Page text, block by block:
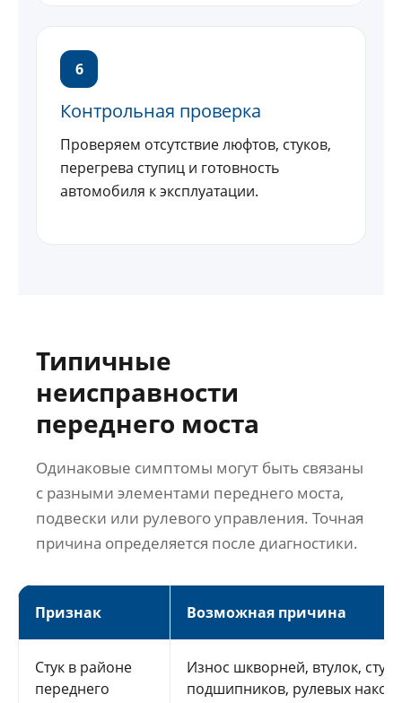
6
Контрольная проверка
Проверяем отсутствие люфтов, стуков,
перегрева ступиц и готовность
автомобиля к эксплуатации.
Типичные
неисправности
переднего моста
Одинаковые симптомы могут быть связаны
с разными элементами переднего моста,
подвески или рулевого управления. Точная
причина определяется после диагностики.
Признак Возможная причина
Стук в районе
переднего
Износ шкворней, втулок,
подшипников, рулевых